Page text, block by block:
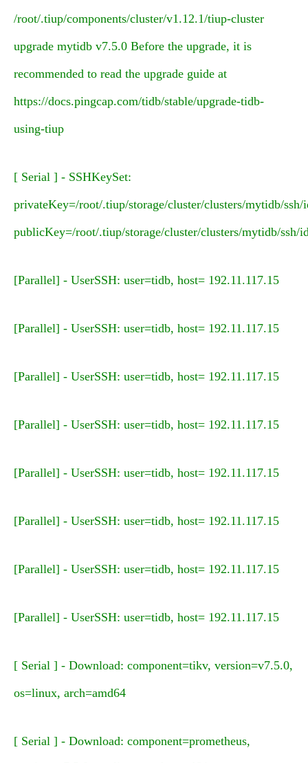
/root/.tiup/components/cluster/v1.12.1/tiup-cluster
upgrade mytidb v7.5.0 Before the upgrade, it is
recommended to read the upgrade guide at
https://docs.pingcap.com/tidb/stable/upgrade-tidb-
using-tiup
[ Serial ] - SSHKeySet:
privateKey=/root/.tiup/storage/cluster/clusters/mytidb/ssh/
publicKey=/root/.tiup/storage/cluster/clusters/mytidb/ssh/
[Parallel] - UserSSH: user=tidb, host= 192.11.117.15
[Parallel] - UserSSH: user=tidb, host= 192.11.117.15
[Parallel] - UserSSH: user=tidb, host= 192.11.117.15
[Parallel] - UserSSH: user=tidb, host= 192.11.117.15
[Parallel] - UserSSH: user=tidb, host= 192.11.117.15
[Parallel] - UserSSH: user=tidb, host= 192.11.117.15
[Parallel] - UserSSH: user=tidb, host= 192.11.117.15
[Parallel] - UserSSH: user=tidb, host= 192.11.117.15
[ Serial ] - Download: component=tikv, version=v7.5.0,
os=linux, arch=amd64
[ Serial ] - Download: component=prometheus,